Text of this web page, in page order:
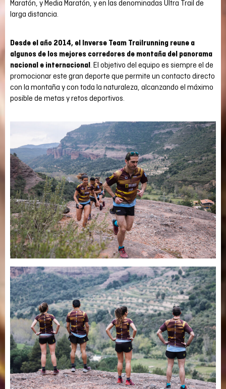
Maratón, y Media Maratón, y en las denominadas Ultra Trail de
larga distancia.
Desde el año 2014, el Inverse Team Trailrunning reune a
algunos de los mejores corredores de montaña del panorama
nacional e internacional . El objetivo del equipo es siempre el de
promocionar este gran deporte que permite un contacto directo
con la montaña y con toda la naturaleza, alcanzando el máximo
posible de metas y retos deportivos.